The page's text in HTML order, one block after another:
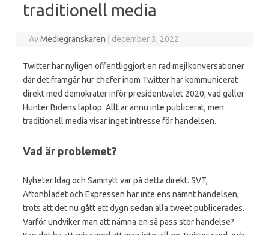
traditionell media
AvMediegranskaren december 3, 2022
Twitter har nyligen offentliggjort en rad mejlkonversationer
där det framgår hur chefer inom Twitter har kommunicerat
direkt med demokrater inför presidentvalet 2020, vad gäller
Hunter Bidens laptop. Allt är ännu inte publicerat, men
traditionell media visar inget intresse för händelsen.
Vad är problemet?
Nyheter Idag och Samnytt var på detta direkt. SVT,
Aftonbladet och Expressen har inte ens nämnt händelsen,
trots att det nu gått ett dygn sedan alla tweet publicerades.
Varför undviker man att nämna en så pass stor händelse?